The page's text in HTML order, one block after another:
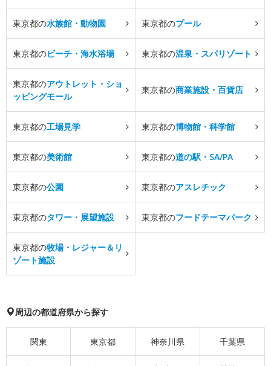
東京都の水族館・動物園 東京都のプール
東京都のビーチ・海水浴場 東京都の温泉・スパリゾート
東京都のアウトレット・ショ
ッピングモール
東京都の商業施設・百貨店
東京都の工場見学 東京都の博物館・科学館
東京都の美術館 東京都の道の駅・SA/PA
東京都の公園 東京都のアスレチック
東京都のタワー・展望施設 東京都のフードテーマパーク
東京都の牧場・レジャー＆リ
ゾート施設
周辺の都道府県から探す
関東 東京都 神奈川県 千葉県